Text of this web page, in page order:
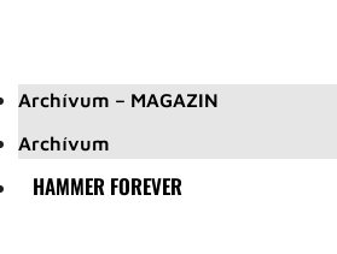
Archívum – MAGAZIN
Archívum
HAMMER FOREVER